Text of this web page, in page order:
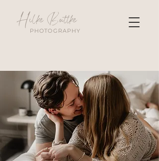
Hilke Buttke
PHOTOGRAPHY